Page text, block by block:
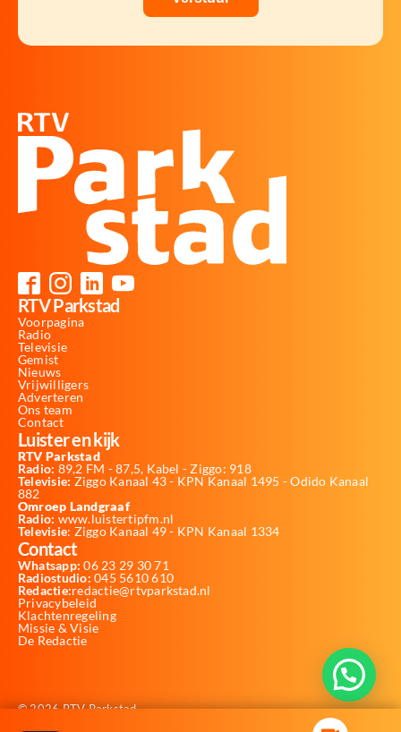
RTV Parkstad
Voorpagina
Radio
Televisie
Gemist
Nieuws
Vrijwilligers
Adverteren
Ons team
Contact
Luister en kijk
RTV Parkstad
Radio: 89,2 FM - 87,5, Kabel - Ziggo: 918
Televisie: Ziggo Kanaal 43 - KPN Kanaal 1495 - Odido Kanaal
882
Omroep Landgraaf
Radio: www.luistertipfm.nl
Televisie: Ziggo Kanaal 49 - KPN Kanaal 1334
Contact
Whatsapp: 06 23 29 30 71
Radiostudio: 045 5610 610
Redactie:redactie@rtvparkstad.nl
Privacybeleid
Klachtenregeling
Missie & Visie
De Redactie
© 2026 RTV Parkstad